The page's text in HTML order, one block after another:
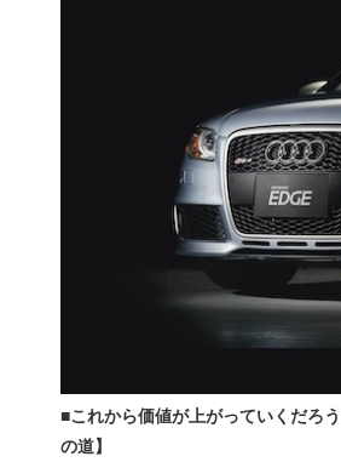
■これから価値が上がっていくだろ
の道】